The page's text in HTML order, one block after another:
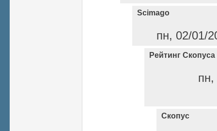
Scimago
пн, 02/01/
Рейтинг Скопуса
Скопус